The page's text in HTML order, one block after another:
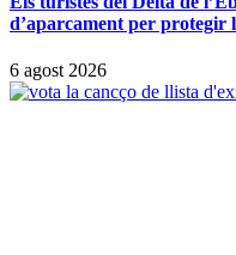
d’aparcament per protegir
6 agost 2026